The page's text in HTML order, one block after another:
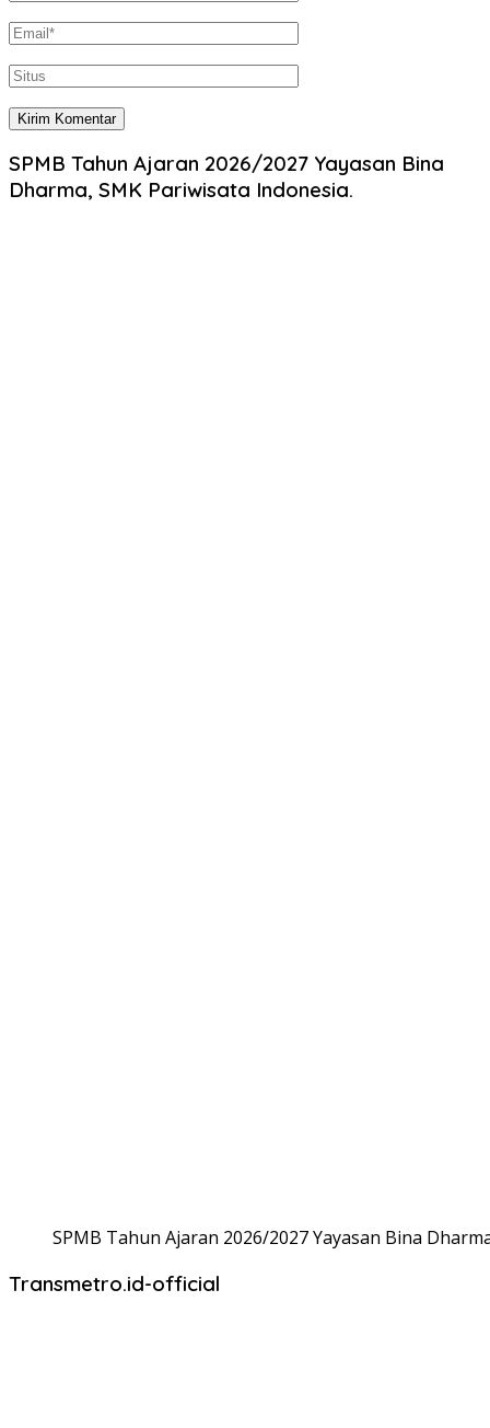
SPMB Tahun Ajaran 2026/2027 Yayasan Bina
Dharma, SMK Pariwisata Indonesia.
SPMB Tahun Ajaran 2026/2027 Yayasan Bina
Transmetro.id-official